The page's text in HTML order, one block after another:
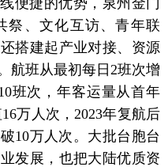
祭、文化互访、青年联
搭建起产业对接、资源
航班从最初每日2班次增
班次，年客运量从首年
万人次，2023年复航后
10万人次。大批台胞台
发展，也把大陆优质资